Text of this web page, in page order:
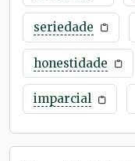
seriedade
honestidade
imparcial